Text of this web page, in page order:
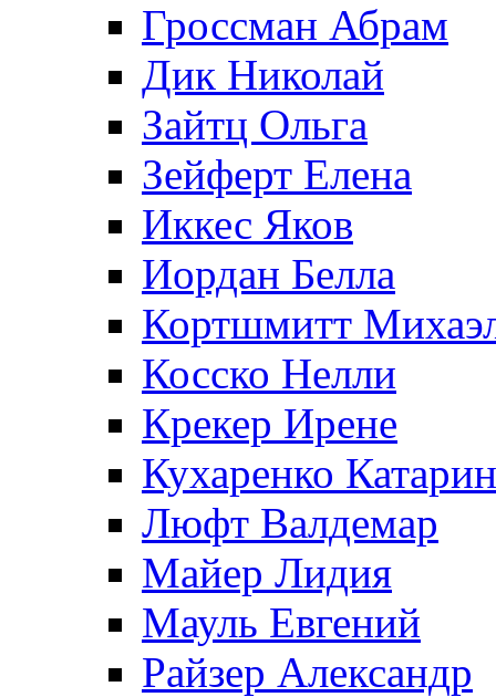
Гроссман Абрам
Дик Николай
Зайтц Ольга
Зейферт Елена
Иккес Яков
Иордан Белла
Кортшмитт
Косско Нелли
Крекер Ирене
Кухаренко
Люфт Валдемaр
Майер Лидия
Мауль Евгений
Райзер Александр